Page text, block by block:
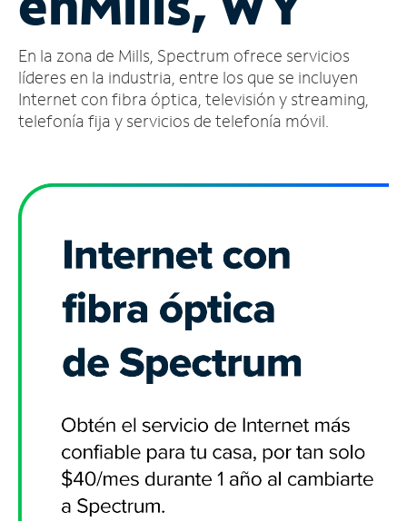
cuenta
Encuentra
una
tienda
En la zona de Mills, Spectrum ofrece servicios
líderes en la industria, entre los que se incluyen
Internet con fibra óptica, televisión y streaming,
telefonía fija y servicios de telefonía móvil.